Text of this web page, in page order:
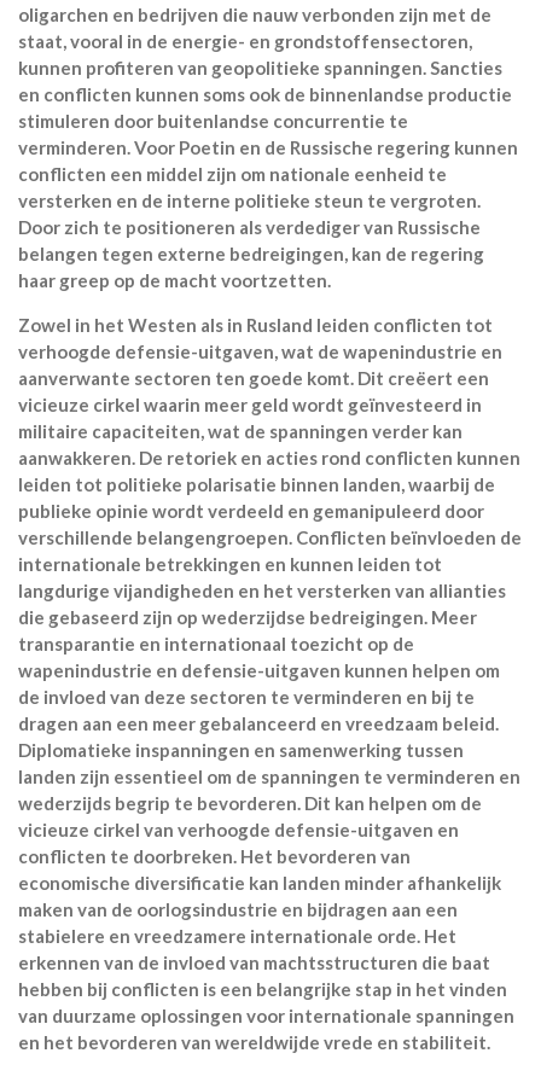
oligarchen en bedrijven die nauw verbonden zijn met de
staat, vooral in de energie- en grondstoffensectoren,
kunnen profiteren van geopolitieke spanningen. Sancties
en conflicten kunnen soms ook de binnenlandse productie
stimuleren door buitenlandse concurrentie te
verminderen. Voor Poetin en de Russische regering kunnen
conflicten een middel zijn om nationale eenheid te
versterken en de interne politieke steun te vergroten.
Door zich te positioneren als verdediger van Russische
belangen tegen externe bedreigingen, kan de regering
haar greep op de macht voortzetten.
Zowel in het Westen als in Rusland leiden conflicten tot
verhoogde defensie-uitgaven, wat de wapenindustrie en
aanverwante sectoren ten goede komt. Dit creëert een
vicieuze cirkel waarin meer geld wordt geïnvesteerd in
militaire capaciteiten, wat de spanningen verder kan
aanwakkeren. De retoriek en acties rond conflicten kunnen
leiden tot politieke polarisatie binnen landen, waarbij de
publieke opinie wordt verdeeld en gemanipuleerd door
verschillende belangengroepen. Conflicten beïnvloeden de
internationale betrekkingen en kunnen leiden tot
langdurige vijandigheden en het versterken van allianties
die gebaseerd zijn op wederzijdse bedreigingen. Meer
transparantie en internationaal toezicht op de
wapenindustrie en defensie-uitgaven kunnen helpen om
de invloed van deze sectoren te verminderen en bij te
dragen aan een meer gebalanceerd en vreedzaam beleid.
Diplomatieke inspanningen en samenwerking tussen
landen zijn essentieel om de spanningen te verminderen en
wederzijds begrip te bevorderen. Dit kan helpen om de
vicieuze cirkel van verhoogde defensie-uitgaven en
conflicten te doorbreken. Het bevorderen van
economische diversificatie kan landen minder afhankelijk
maken van de oorlogsindustrie en bijdragen aan een
stabielere en vreedzamere internationale orde. Het
erkennen van de invloed van machtsstructuren die baat
hebben bij conflicten is een belangrijke stap in het vinden
van duurzame oplossingen voor internationale spanningen
en het bevorderen van wereldwijde vrede en stabiliteit.